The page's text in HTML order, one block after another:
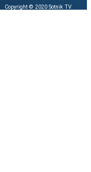
Copyright © 2020 Sotnik TV